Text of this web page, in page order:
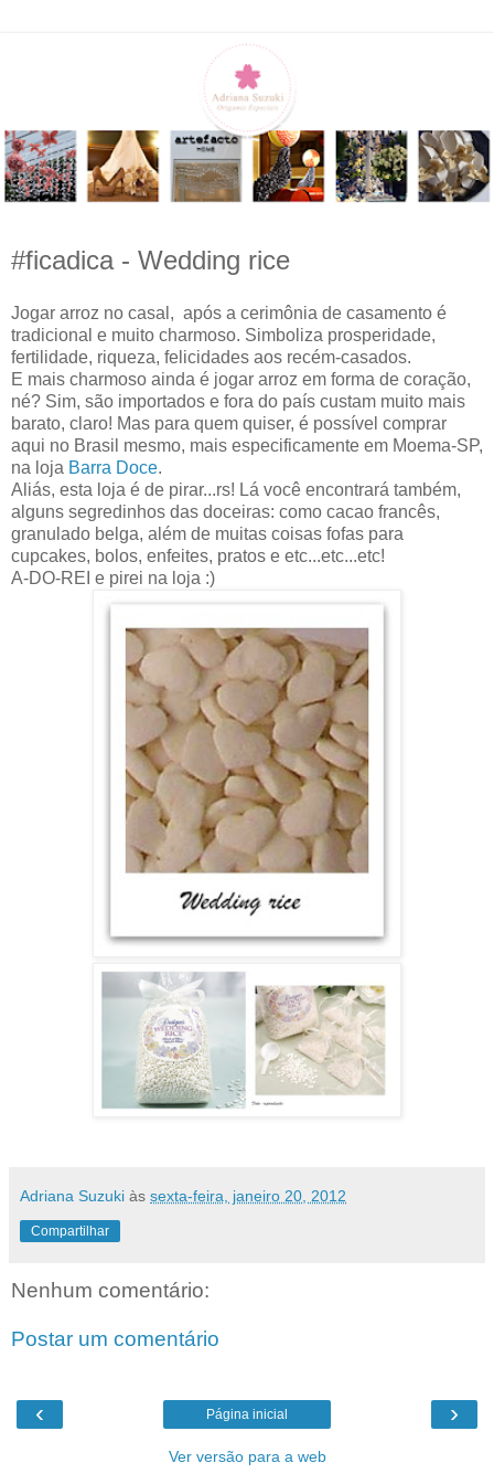
#ficadica - Wedding rice
Jogar arroz no casal, após a cerimônia de casamento é
tradicional e muito charmoso. Simboliza prosperidade,
fertilidade, riqueza, felicidades aos recém-casados.
E mais charmoso ainda é jogar arroz em forma de coração,
né? Sim, são importados e fora do país custam muito mais
barato, claro! Mas para quem quiser, é possível comprar
aqui no Brasil mesmo, mais especificamente em Moema-SP,
na loja Barra Doce.
Aliás, esta loja é de pirar...rs! Lá você encontrará também,
alguns segredinhos das doceiras: como cacao francês,
granulado belga, além de muitas coisas fofas para
cupcakes, bolos, enfeites, pratos e etc...etc...etc!
A-DO-REI e pirei na loja :)
Adriana Suzuki às sexta-feira, janeiro 20, 2012
Compartilhar
Nenhum comentário:
Postar um comentário
‹ ›
Página inicial
Ver versão para a web